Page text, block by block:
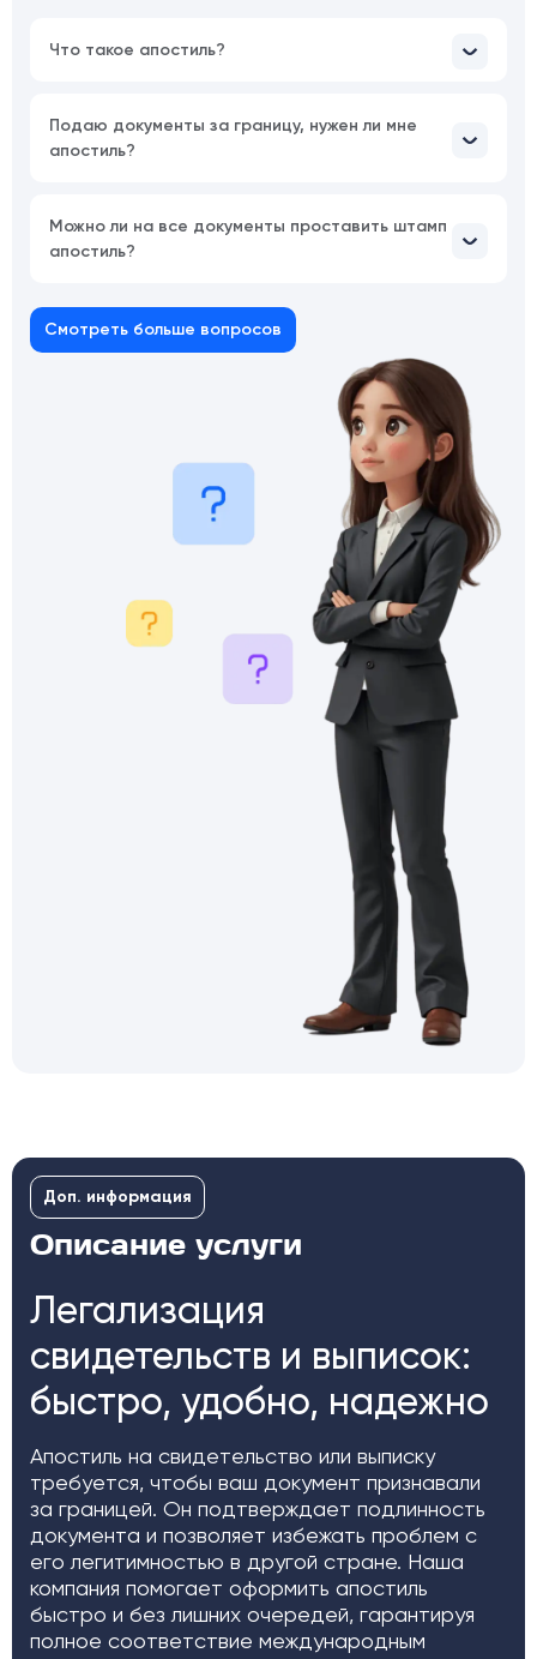
Что такое апостиль?
Подаю документы за границу, нужен ли мне
апостиль?
Можно ли на все документы проставить штамп
апостиль?
Смотреть больше вопросов
Описание услуги
Доп. информация
Легализация
свидетельств и выписок:
быстро, удобно, надежно
Апостиль на свидетельство или выписку
требуется, чтобы ваш документ признавали
за границей. Он подтверждает подлинность
документа и позволяет избежать проблем с
его легитимностью в другой стране. Наша
компания помогает оформить апостиль
быстро и без лишних очередей, гарантируя
полное соответствие международным